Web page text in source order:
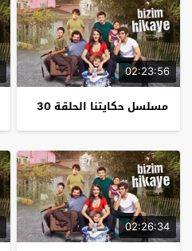
02:23:56
مسلسل حكايتنا الحلقة 30
02:26:34